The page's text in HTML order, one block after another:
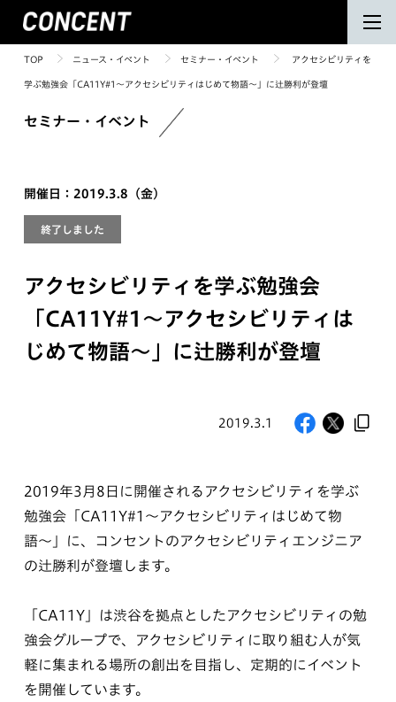
TOP ニュース・イベント セミナー・イベント アクセシビリティを
学ぶ勉強会「CA11Y#1〜アクセシビリティはじめて物語〜」に辻勝利が登壇
セミナー・イベント
開催日：2019.3.8（金）
終了しました
アクセシビリティを学ぶ勉強会
「CA11Y#1〜アクセシビリティは
じめて物語〜」に辻勝利が登壇
2019.3.1
2019年3月8日に開催されるアクセシビリティを学ぶ
勉強会「CA11Y#1〜アクセシビリティはじめて物
語〜」に、コンセントのアクセシビリティエンジニア
の辻勝利が登壇します。
「CA11Y」は渋谷を拠点としたアクセシビリティの勉
強会グループで、アクセシビリティに取り組む人が気
軽に集まれる場所の創出を目指し、定期的にイベント
を開催しています。